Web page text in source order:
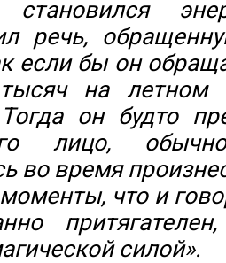
становился
речь,
если бы он
на летном
он будто
лицо,
во время
что и
силой».